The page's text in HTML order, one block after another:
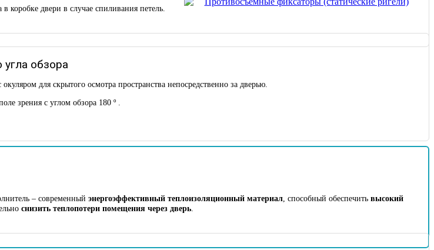
коробке двери в случае спиливания петель.
угла обзора
для скрытого осмотра пространства непосредственно за дверью.
зрения с углом обзора 180 º .
– современный энергоэффективный теплоизоляционный материал, способный обеспечить высокий
снизить теплопотери помещения через дверь.